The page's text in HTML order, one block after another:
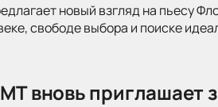
новый взгляд на пьесу
свободе выбора и поиске
вновь приглашает